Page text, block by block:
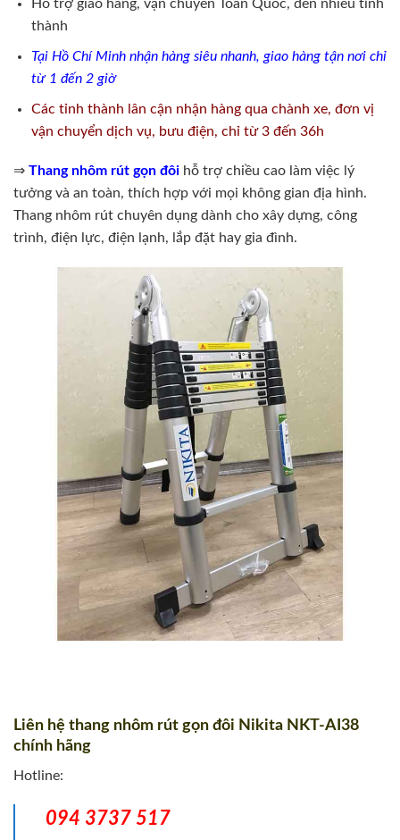
Hỗ trợ giao hàng, vận chuyển Toàn Quốc, đến nhiều tỉnh
thành
Tại Hồ Chí Minh nhận hàng siêu nhanh, giao hàng tận nơi chỉ
từ 1 đến 2 giờ
Các tỉnh thành lân cận nhận hàng qua chành xe, đơn vị
vận chuyển dịch vụ, bưu điện, chỉ từ 3 đến 36h
⇒ Thang nhôm rút gọn đôi hỗ trợ chiều cao làm việc lý
tưởng và an toàn, thích hợp với mọi không gian địa hình.
Thang nhôm rút chuyên dụng dành cho xây dựng, công
trình, điện lực, điện lạnh, lắp đặt hay gia đình.
Liên hệ thang nhôm rút gọn đôi Nikita NKT-AI38
chính hãng
Hotline:
094 3737 517